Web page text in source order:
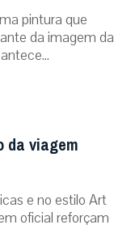
pintura que
da imagem da
da viagem
e no estilo Art
oficial reforçam